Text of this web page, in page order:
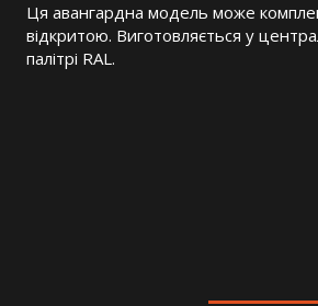
Ця авангардна модель може
відкритою. Виготовляється у
палітрі RAL.